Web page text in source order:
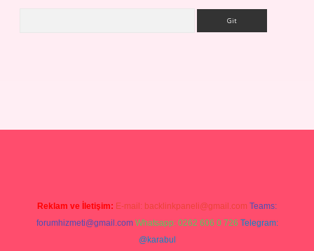
Reklam ve İletişim: E-mail: backlinkpaneli@gmail.com Teams:
forumhizmeti@gmail.com Whatsapp: 0262 606 0 726 Telegram:
@karabul